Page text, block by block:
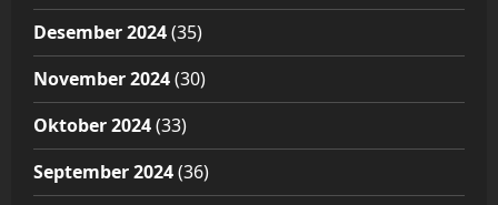
Desember 2024(35)
November 2024(30)
Oktober 2024(33)
September 2024(36)